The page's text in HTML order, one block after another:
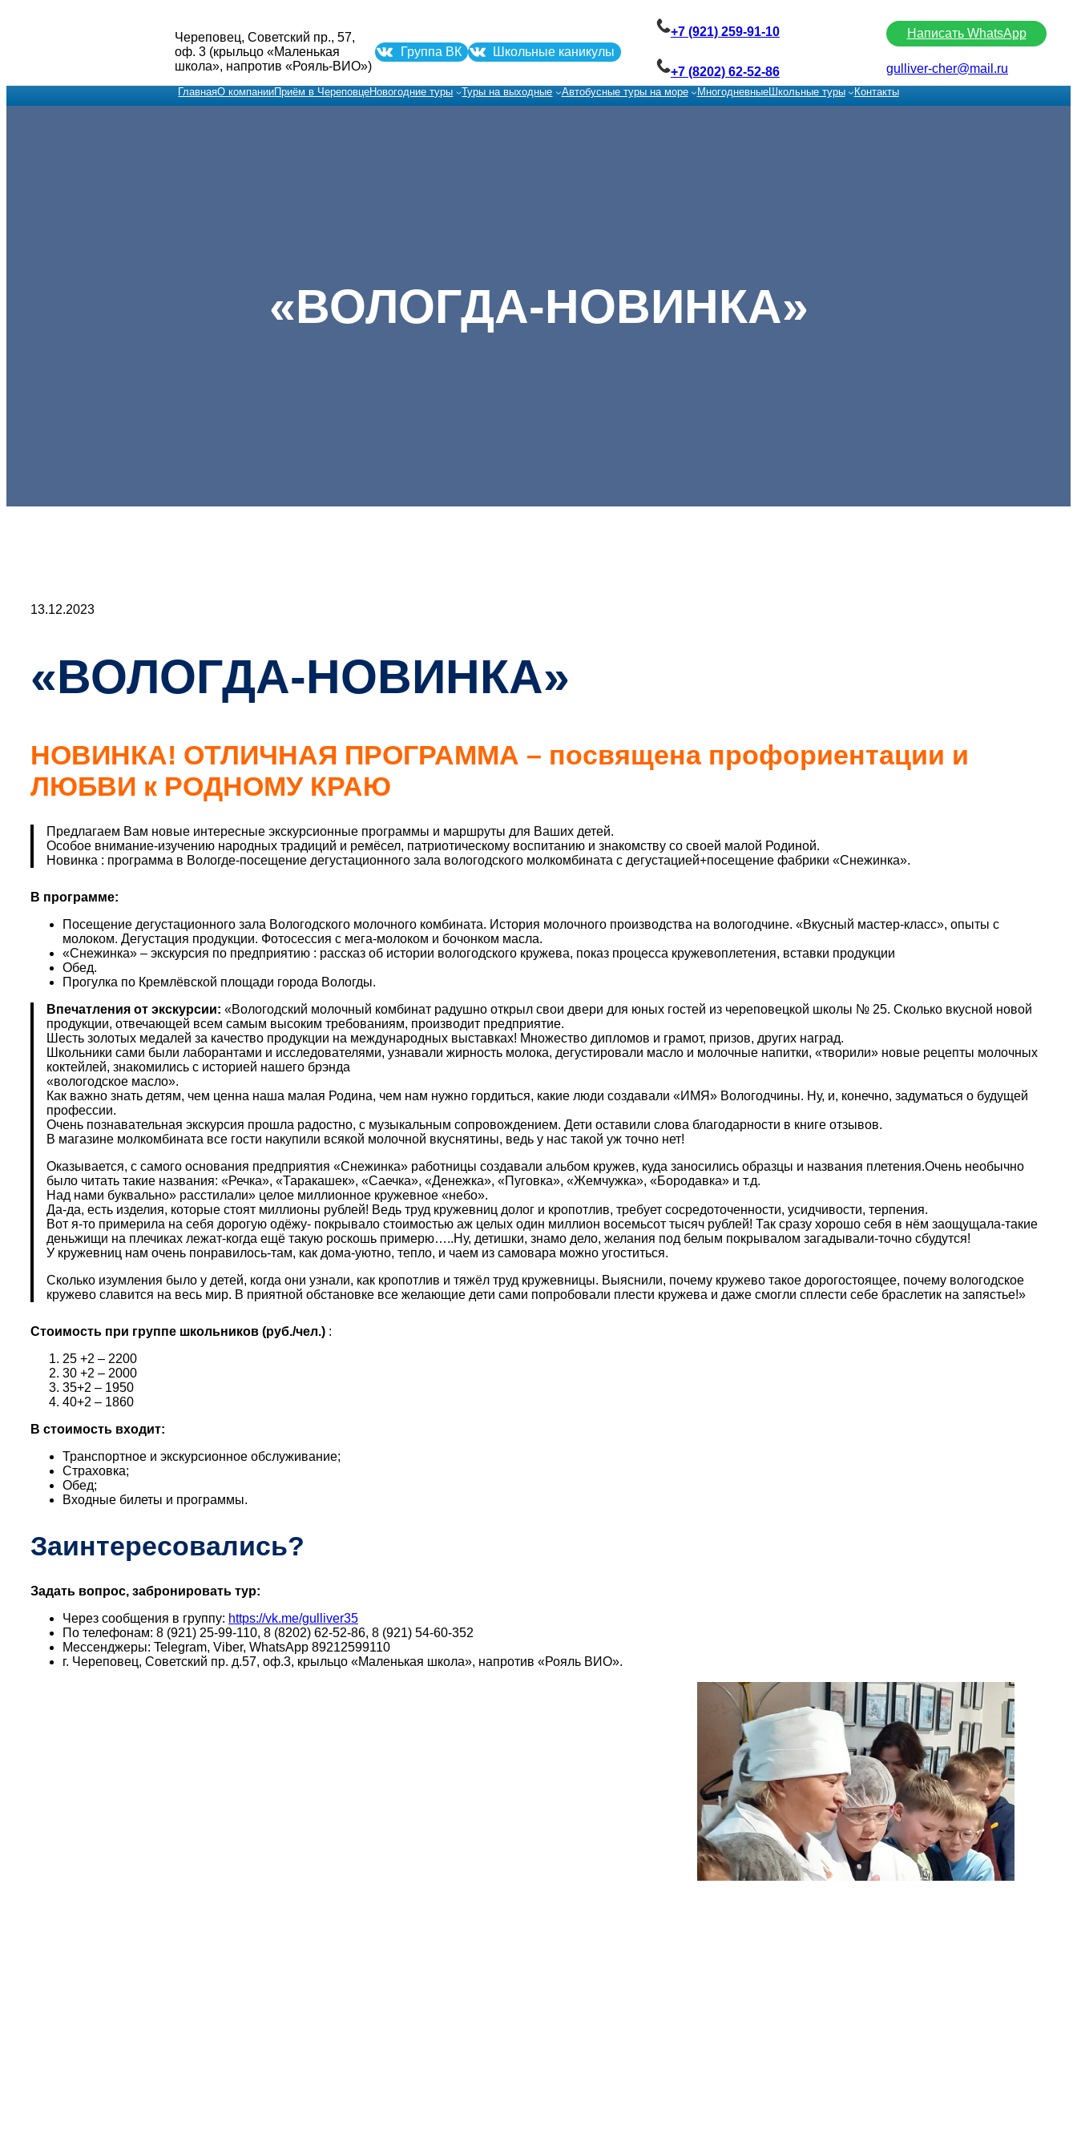
Череповец, Советский пр., 57,
оф. 3 (крыльцо «Маленькая
школа», напротив «Рояль-ВИО»)
Группа ВК Школьные каникулы
+7 (921) 259-91-10
+7 (8202) 62-52-86
Написать WhatsApp
gulliver-cher@mail.ru
ГлавнаяО компанииПриём в ЧереповцеНовогодние туры Туры на выходные Автобусные туры на море МногодневныеШкольные туры Контакты
«ВОЛОГДА-НОВИНКА»
13.12.2023
«ВОЛОГДА-НОВИНКА»
НОВИНКА! ОТЛИЧНАЯ ПРОГРАММА – посвящена профориентации и
ЛЮБВИ к РОДНОМУ КРАЮ
Предлагаем Вам новые интересные экскурсионные программы и маршруты для Ваших детей.
Особое внимание-изучению народных традиций и ремёсел, патриотическому воспитанию и знакомству со своей малой Родиной.
Новинка : программа в Вологде-посещение дегустационного зала вологодского молкомбината с дегустацией+посещение фабрики «Снежинка».
В программе:
Посещение дегустационного зала Вологодского молочного комбината. История молочного производства на вологодчине. «Вкусный мастер-класс», опыты с
молоком. Дегустация продукции. Фотосессия с мега-молоком и бочонком масла.
«Снежинка» – экскурсия по предприятию : рассказ об истории вологодского кружева, показ процесса кружевоплетения, вставки продукции
Обед.
Прогулка по Кремлёвской площади города Вологды.
Впечатления от экскурсии: «Вологодский молочный комбинат радушно открыл свои двери для юных гостей из череповецкой школы № 25. Сколько вкусной новой
продукции, отвечающей всем самым высоким требованиям, производит предприятие.
Шесть золотых медалей за качество продукции на международных выставках! Множество дипломов и грамот, призов, других наград.
Школьники сами были лаборантами и исследователями, узнавали жирность молока, дегустировали масло и молочные напитки, «творили» новые рецепты молочных
коктейлей, знакомились с историей нашего брэнда
«вологодское масло».
Как важно знать детям, чем ценна наша малая Родина, чем нам нужно гордиться, какие люди создавали «ИМЯ» Вологодчины. Ну, и, конечно, задуматься о будущей
профессии.
Очень познавательная экскурсия прошла радостно, с музыкальным сопровождением. Дети оставили слова благодарности в книге отзывов.
В магазине молкомбината все гости накупили всякой молочной вкуснятины, ведь у нас такой уж точно нет!
Оказывается, с самого основания предприятия «Снежинка» работницы создавали альбом кружев, куда заносились образцы и названия плетения.Очень необычно
было читать такие названия: «Речка», «Таракашек», «Саечка», «Денежка», «Пуговка», «Жемчужка», «Бородавка» и т.д.
Над нами буквально» расстилали» целое миллионное кружевное «небо».
Да-да, есть изделия, которые стоят миллионы рублей! Ведь труд кружевниц долог и кропотлив, требует сосредоточенности, усидчивости, терпения.
Вот я-то примерила на себя дорогую одёжу- покрывало стоимостью аж целых один миллион восемьсот тысяч рублей! Так сразу хорошо себя в нём заощущала-такие
деньжищи на плечиках лежат-когда ещё такую роскошь примерю…..Ну, детишки, знамо дело, желания под белым покрывалом загадывали-точно сбудутся!
У кружевниц нам очень понравилось-там, как дома-уютно, тепло, и чаем из самовара можно угоститься.
Сколько изумления было у детей, когда они узнали, как кропотлив и тяжёл труд кружевницы. Выяснили, почему кружево такое дорогостоящее, почему вологодское
кружево славится на весь мир. В приятной обстановке все желающие дети сами попробовали плести кружева и даже смогли сплести себе браслетик на запястье!»
Стоимость при группе школьников (руб./чел.) :
25 +2 – 2200
30 +2 – 2000
35+2 – 1950
40+2 – 1860
В стоимость входит:
Транспортное и экскурсионное обслуживание;
Страховка;
Обед;
Входные билеты и программы.
Заинтересовались?
Задать вопрос, забронировать тур:
Через сообщения в группу: https://vk.me/gulliver35
По телефонам: 8 (921) 25-99-110, 8 (8202) 62-52-86, 8 (921) 54-60-352
Мессенджеры: Telegram, Viber, WhatsApp 89212599110
г. Череповец, Советский пр. д.57, оф.3, крыльцо «Маленькая школа», напротив «Рояль ВИО».